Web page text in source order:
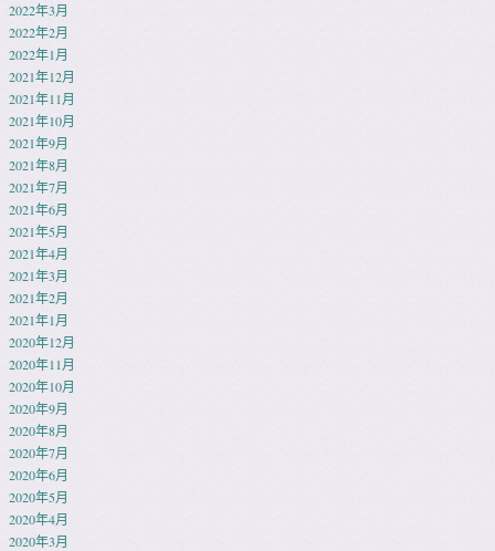
2022年3月
2022年2月
2022年1月
2021年12月
2021年11月
2021年10月
2021年9月
2021年8月
2021年7月
2021年6月
2021年5月
2021年4月
2021年3月
2021年2月
2021年1月
2020年12月
2020年11月
2020年10月
2020年9月
2020年8月
2020年7月
2020年6月
2020年5月
2020年4月
2020年3月